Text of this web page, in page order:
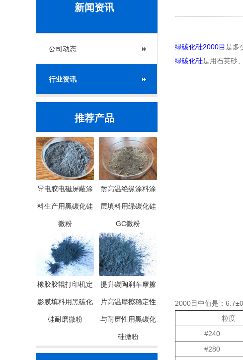
新闻资讯
公司动态
行业资讯
推荐产品
导电胶电磁屏蔽涂
料生产用黑碳化硅
微粉
耐高温绝缘涂料涂
层填料用绿碳化硅
GC微粉
橡胶胶辊打印机定
影膜填料用黑碳化
硅耐磨微粉
提升碳陶刹车摩擦
片高温摩擦稳定性
与耐磨性用黑碳化
硅微粉
绿碳化硅2000目是多
绿碳化硅是用石英砂
2000目中值是：
粒度
#240
#280